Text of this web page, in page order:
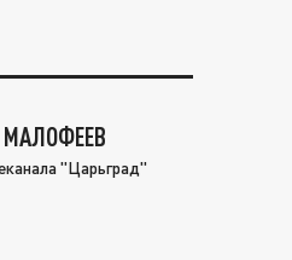
МАЛОФЕЕВ
"Царьград"